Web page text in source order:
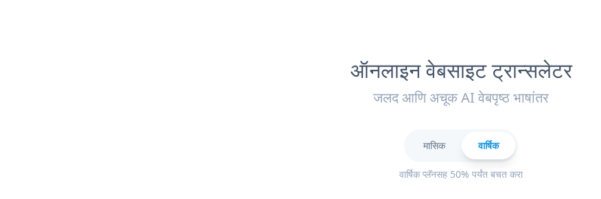
ऑनलाइन वेबसाइट ट्रान्सलेटर
जलद आणि अचूक AI वेबपृष्ठ भाषांतर
मासिक वार्षिक
वार्षिक प्लॅनसह 50% पर्यंत बचत करा